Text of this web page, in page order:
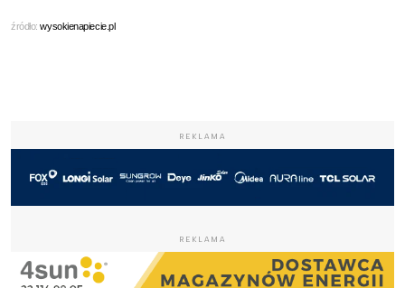
źródło:wysokienapiecie.pl
REKLAMA
REKLAMA